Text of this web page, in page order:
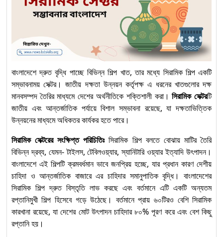
নির্মাণ খাতে দক্ষ জনশক্তি গঠনে
“Plumbing” অকুপেশন
Level-3: Competency
Standards অনুযায়ী নতুন
দিগন্ত
“Solar Electrical
System Installation
and Maintenance”
অকুপেশনে Competency
Standards অনুযায়ী Level-2
১০
Solar Electrical System
Installation and
Maintenance (Level-1) :
Competency Standards
অনুযায়ী দক্ষতা উন্নয়নের প্রথম ধাপ
১১
বাংলাদেশে দ্রুত বৃদ্ধি পাচ্ছে বিভিন্ন শিল্প খাত, তার মধ্যে সিরামিক শিল্প একটি
সম্ভাবনাময় সেক্টর। জাতীয় দক্ষতা উন্নয়ন কর্তৃপক্ষ এ ধরনের খাতগুলোর দক্ষ
মানবসম্পদ তৈরির মাধ্যমে দেশের অর্থনীতিকে শক্তিশালী করা।সিরামিক সেক্টরটি
জাতীয় এবং আন্তর্জাতিক পর্যায়ে বিশাল সম্ভাবনা রয়েছে, যা দক্ষতাভিত্তিক
উন্নয়নের মাধ্যমে অধিকতর কার্যকর হতে পারে।
সিরামিক সেক্টরের সংক্ষিপ্ত পরিচিতিঃসিরামিক শিল্প বলতে বোঝায় মাটির তৈরি
বিভিন্ন দ্রব্য, যেমন- টাইলস, টেবিলওয়্যার, স্যানিটারি ওয়্যার ইত্যাদি উৎপাদন।
বাংলাদেশে এই শিল্পটি ক্রমবর্ধমান ভাবে জনপ্রিয় হচ্ছে, যার প্রধান কারণ দেশীয়
চাহিদা ও আন্তর্জাতিক বাজারে এর চাহিদার সমানুপাতিক বৃদ্ধি। বাংলাদেশের
সিরামিক শিল্প দ্রুত বিস্তৃতি লাভ করছে এবং বর্তমানে এটি একটি অন্যতম
রপ্তানিমুখী শিল্প হিসেবে গড়ে উঠেছে। বর্তমানে প্রায় ৬০টিরও বেশি সিরামিক
কারখানা রয়েছে, যা দেশের মোট উৎপাদন চাহিদার ৮০% পূরণ করে এবং বেশ কিছু
রপ্তানি হয়।